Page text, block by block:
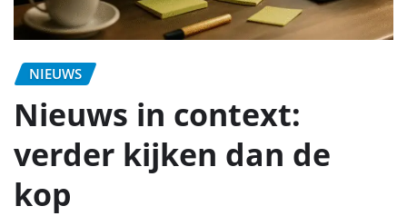
NIEUWS
Nieuws in context:
verder kijken dan de
kop